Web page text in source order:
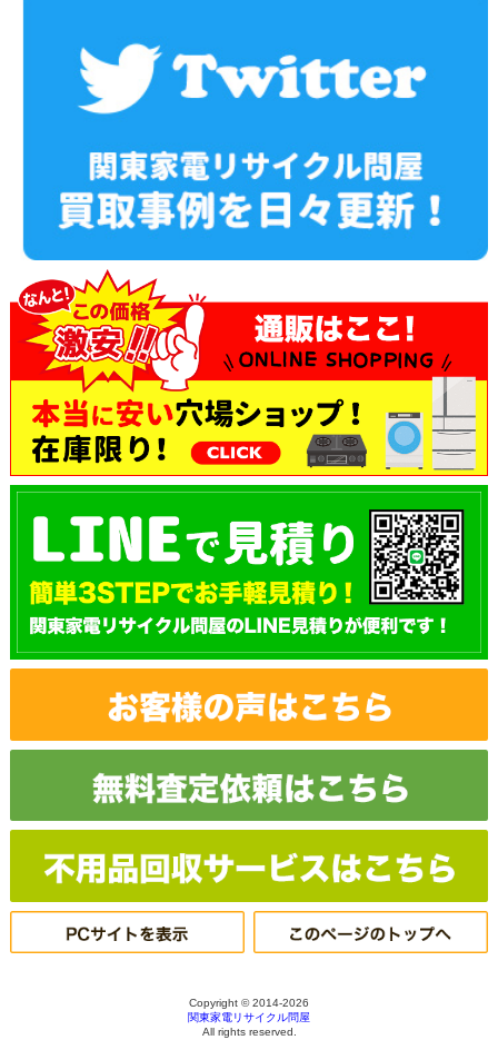
Copyright © 2014-2026
関東家電リサイクル問屋
All rights reserved.